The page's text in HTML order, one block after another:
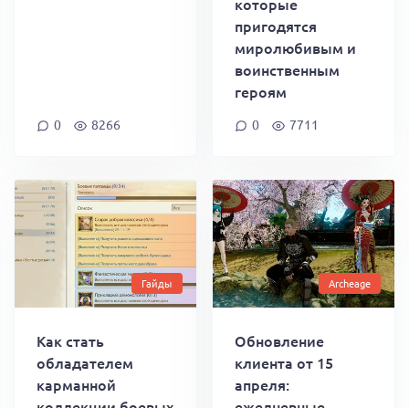
0 8266
пригодятся
миролюбивым и
воинственным
героям
0 7711
Гайды
Как стать
обладателем
карманной
Archeage
Обновление
клиента от 15
апреля: